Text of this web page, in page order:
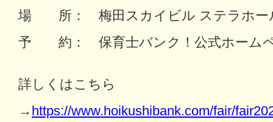
場 所： 梅田スカイビル ステラホー
予 約： 保育士バンク！公式ホーム
詳しくはこちら
→ https://www.hoikushibank.com/fair/